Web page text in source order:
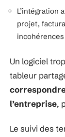
L’intégration
projet,
Un logiciel
tableur
l’entreprise,
Le suivi des